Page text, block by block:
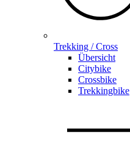
Trekking / Cross
Übersicht
Citybike
Crossbike
Trekkingbike